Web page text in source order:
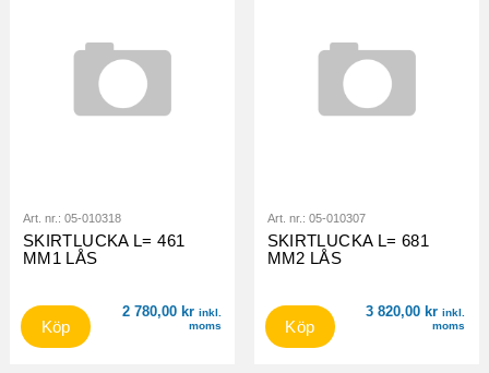
Art. nr.: 05-010318
SKIRTLUCKA L= 461
MM1 LÅS
2 780,00 kr inkl.
moms
Köp
Art. nr.: 05-010307
SKIRTLUCKA L= 681
MM2 LÅS
3 820,00 kr inkl.
moms
Köp